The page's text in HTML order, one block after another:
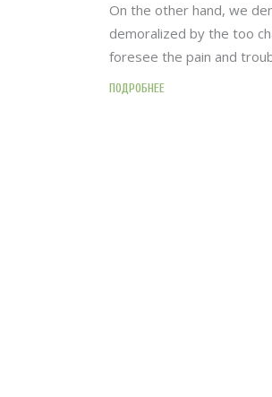
On the other hand, we
demoralized by the too
foresee the pain and
ПОДРОБНЕЕ